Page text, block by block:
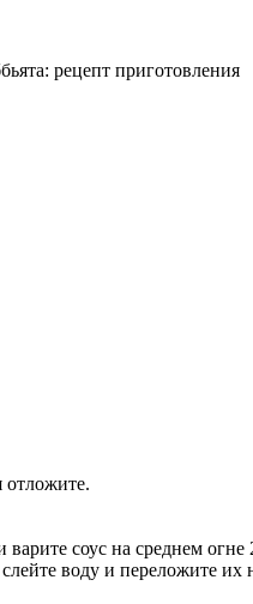
соус на среднем огне
воду и переложите